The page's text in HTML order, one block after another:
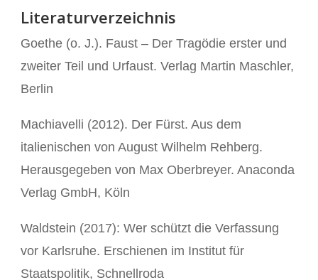
Literaturverzeichnis
Goethe (o. J.). Faust – Der Tragödie erster und
zweiter Teil und Urfaust. Verlag Martin Maschler,
Berlin
Machiavelli (2012). Der Fürst. Aus dem
italienischen von August Wilhelm Rehberg.
Herausgegeben von Max Oberbreyer. Anaconda
Verlag GmbH, Köln
Waldstein (2017): Wer schützt die Verfassung
vor Karlsruhe. Erschienen im Institut für
Staatspolitik, Schnellroda